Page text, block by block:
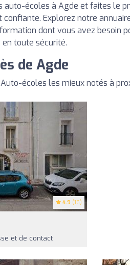
auto-écoles à Agde et faites le
Explorez notre
dont vous avez besoin
toute sécurité.
de Agde
écoles les mieux notés à
4.9 (16)
et de contact